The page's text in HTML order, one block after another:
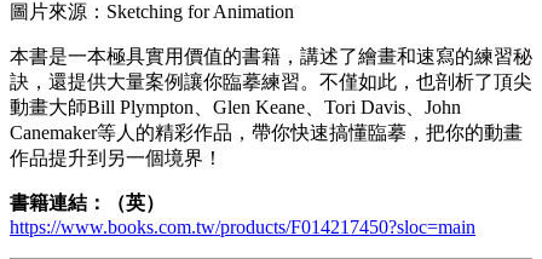
圖片來源：Sketching for Animation
本書是一本極具實用價值的書籍，講述了繪畫和速寫的練習秘
訣，還提供大量案例讓你臨摹練習。不僅如此，也剖析了頂尖
動畫大師Bill Plympton、Glen Keane、Tori Davis、John
Canemaker等人的精彩作品，帶你快速搞懂臨摹，把你的動畫
作品提升到另一個境界！
書籍連結：（英）
https://www.books.com.tw/products/F014217450?sloc=main